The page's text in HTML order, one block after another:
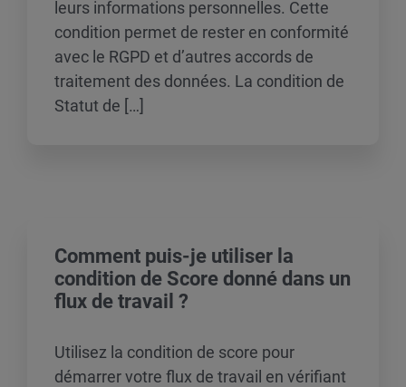
leurs informations personnelles. Cette
condition permet de rester en conformité
avec le RGPD et d’autres accords de
traitement des données. La condition de
Statut de […]
Comment puis-je utiliser la
condition de Score donné dans un
flux de travail ?
Utilisez la condition de score pour
démarrer votre flux de travail en vérifiant